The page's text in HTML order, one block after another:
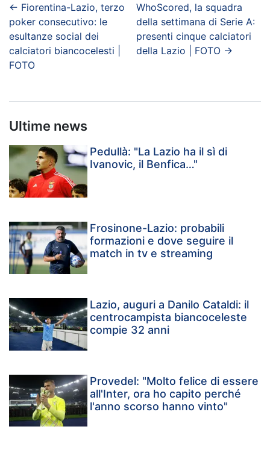
← Fiorentina-Lazio, terzo
poker consecutivo: le
esultanze social dei
calciatori biancocelesti |
FOTO
WhoScored, la squadra
della settimana di Serie A:
presenti cinque calciatori
della Lazio | FOTO→
Ultime news
Pedullà: "La Lazio ha il sì di
Ivanovic, il Benfica…"
Frosinone-Lazio: probabili
formazioni e dove seguire il
match in tv e streaming
Lazio, auguri a Danilo Cataldi: il
centrocampista biancoceleste
compie 32 anni
Provedel: "Molto felice di essere
all'Inter, ora ho capito perché
l'anno scorso hanno vinto"